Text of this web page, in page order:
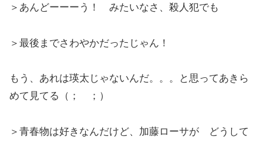
＞あんどーーーう！ みたいなさ、殺人犯でも
＞最後までさわやかだったじゃん！
もう、あれは瑛太じゃないんだ。。。と思ってあきら
めて見てる（； ；）
＞青春物は好きなんだけど、加藤ローサが どうして